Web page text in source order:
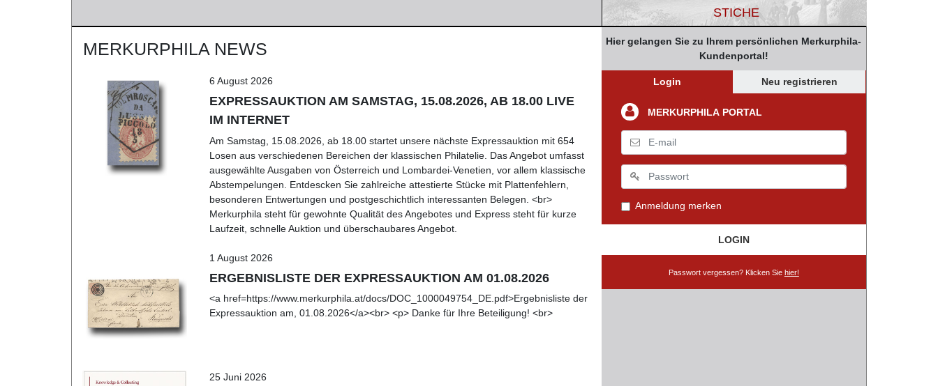
STICHE
MERKURPHILA NEWS
6 August 2026
EXPRESSAUKTION AM SAMSTAG, 15.08.2026, AB 18.00 LIVE
IM INTERNET
Am Samstag, 15.08.2026, ab 18.00 startet unsere nächste Expressauktion mit 654
Losen aus verschiedenen Bereichen der klassischen Philatelie. Das Angebot umfasst
ausgewählte Ausgaben von Österreich und Lombardei-Venetien, vor allem klassische
Abstempelungen. Entdescken Sie zahlreiche attestierte Stücke mit Plattenfehlern,
besonderen Entwertungen und postgeschichtlich interessanten Belegen. <br>
Merkurphila steht für gewohnte Qualität des Angebotes und Express steht für kurze
Laufzeit, schnelle Auktion und überschaubares Angebot.
1 August 2026
ERGEBNISLISTE DER EXPRESSAUKTION AM 01.08.2026
<a href=https://www.merkurphila.at/docs/DOC_1000049754_DE.pdf>Ergebnisliste der
Expressauktion am, 01.08.2026</a><br> <p> Danke für Ihre Beteiligung! <br>
25 Juni 2026
Hier gelangen Sie zu Ihrem persönlichen Merkurphila-
Kundenportal!
Login Neu registrieren
MERKURPHILA PORTAL
Anmeldung merken
LOGIN
Passwort vergessen? Klicken Sie hier!